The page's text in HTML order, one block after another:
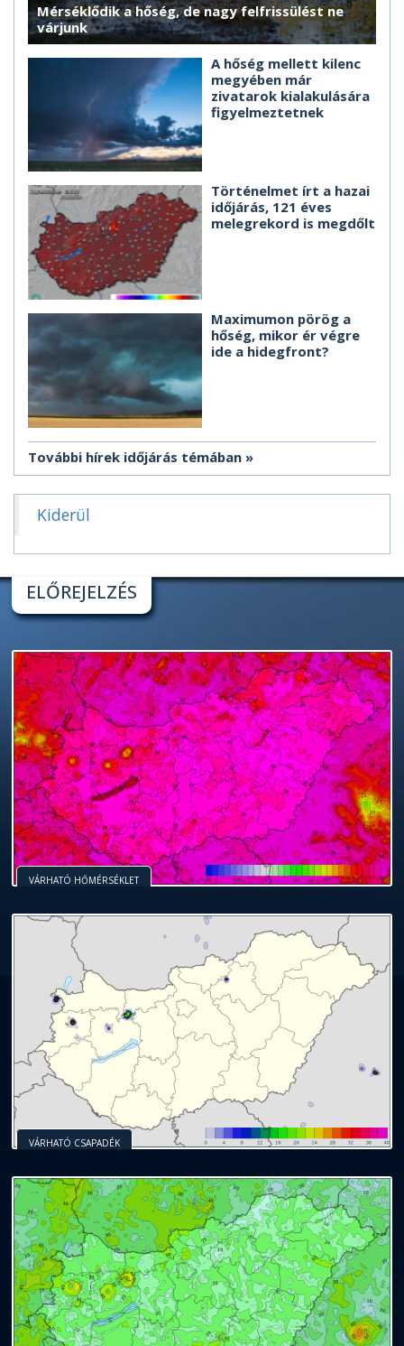
Mérséklődik a hőség, de nagy felfrissülést ne
várjunk
A hőség mellett kilenc
megyében már
zivatarok kialakulására
figyelmeztetnek
Történelmet írt a hazai
időjárás, 121 éves
melegrekord is megdőlt
Maximumon pörög a
hőség, mikor ér végre
ide a hidegfront?
További hírek időjárás témában
Kiderül
ELŐREJELZÉS
VÁRHATÓ HŐMÉRSÉKLET
VÁRHATÓ CSAPADÉK